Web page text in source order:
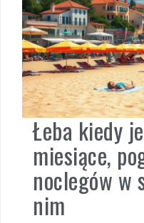
Łeba kiedy
miesiące,
noclegów w
nim